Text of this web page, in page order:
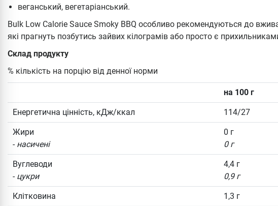
веганський, вегетаріанський.
Bulk Low Calorie Sauce Smoky BBQ особливо рекомендуються до
які прагнуть позбутись зайвих кілограмів або просто є
Склад продукту
% кількість на порцію від денної норми
на 100 г
Енергетична цінність, кДж/ккал 114/27
Жири
- насичені
0 г
0 г
Вуглеводи
- цукри
4,4 г
0,9 г
Клітковина 1,3 г